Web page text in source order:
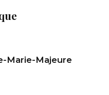
Marie-Majeure